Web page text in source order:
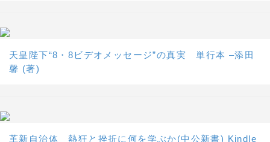
天皇陛下“8・8ビデオメッセージ”の真実 単行本 –添田
馨 (著)
革新自治体 熱狂と挫折に何を学ぶか(中公新書) Kindle